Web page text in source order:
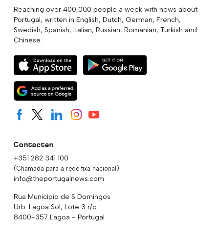
Reaching over 400,000 people a week with news about
Portugal, written in English, Dutch, German, French,
Swedish, Spanish, Italian, Russian, Romanian, Turkish and
Chinese.
Contacten
+351 282 341 100
(Chamada para a rede fixa nacional)
info@theportugalnews.com
Rua Municipio de S Domingos
Urb. Lagoa Sol, Lote 3 r/c
8400-357 Lagoa - Portugal